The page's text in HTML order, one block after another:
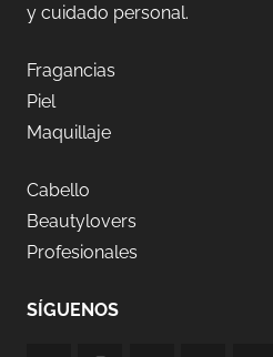
y cuidado personal.
Fragancias
Piel
Maquillaje
Cabello
Beautylovers
Profesionales
SÍGUENOS